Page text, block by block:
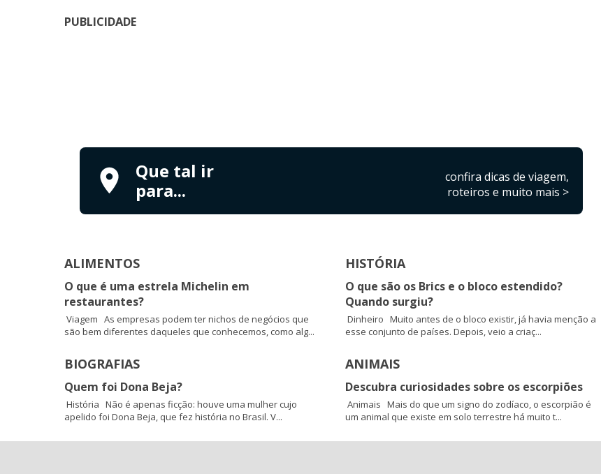
PUBLICIDADE
Que tal ir
para...
confira dicas de viagem,
roteiros e muito mais >
ALIMENTOS
O que é uma estrela Michelin em
restaurantes?
Viagem As empresas podem ter nichos de negócios que
são bem diferentes daqueles que conhecemos, como alg...
BIOGRAFIAS
Quem foi Dona Beja?
História Não é apenas ficção: houve uma mulher cujo
apelido foi Dona Beja, que fez história no Brasil. V...
HISTÓRIA
O que são os Brics e o bloco estendido?
Quando surgiu?
Dinheiro Muito antes de o bloco existir, já havia menção a
esse conjunto de países. Depois, veio a criaç...
ANIMAIS
Descubra curiosidades sobre os escorpiões
Animais Mais do que um signo do zodíaco, o escorpião é
um animal que existe em solo terrestre há muito t...